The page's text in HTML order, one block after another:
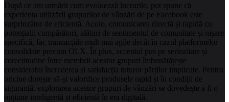
După ce am urmărit cum evoluează lucrurile, pot spune că
experiența utilizării grupurilor de vânzări de pe Facebook este
surprinzător de eficientă. Acolo, comunicarea directă și rapidă cu
potențialii cumpărători, alături de sentimentul de comunitate și nișare
specifică, fac tranzacțiile mult mai agile decât în cazul platformelor
consolidate precum OLX. În plus, accentul pus pe seriozitate și
corectitudine între membrii acestor grupuri îmbunătățește
considerabil încrederea și satisfacția tuturor părților implicate. Pentru
oricine dorește să-și valorifice produsele rapid și în condiții de
siguranță, explorarea acestor grupuri de vânzări se dovedește a fi o
opțiune inteligentă și eficientă în era digitală.